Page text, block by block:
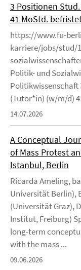
3 Positionen
41 MoStd.
https://www.fu-
karriere/jobs/stud/
Politik- und
Politikwissenschaft
(Tutor*in) (w/m/d)
14.07.2026
A Conceptual
of Mass Protest
Istanbul, Berlin
Ricarda Ameling,
Universität Berlin),
(Universität Graz),
Institut, Freiburg)
long-term
with the mass ...
09.06.2026